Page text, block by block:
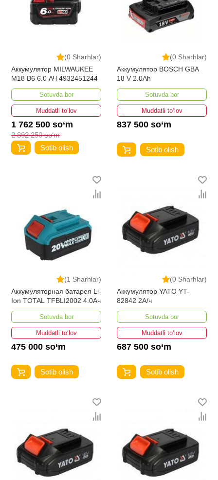
(0 Sharhlar)
Аккумулятор MILWAUKEE
M18 B6 6.0 АЧ 4932451244
Sotuvda bor
Muddatli to‘lov
1 762 500 so‘m
2 892 250 so‘m
Sotib olish
(0 Sharhlar)
Аккумулятор BOSCH GBA
18 V 2.0Ah
Sotuvda bor
Muddatli to‘lov
837 500 so‘m
Sotib olish
(1 Sharhlar)
Аккумуляторная батарея Li-
Ion TOTAL TFBLI2002 4.0Ач
Sotuvda bor
Muddatli to‘lov
475 000 so‘m
Sotib olish
(0 Sharhlar)
Аккумулятор YATO YT-
82842 2А/ч
Sotuvda bor
Muddatli to‘lov
687 500 so‘m
Sotib olish